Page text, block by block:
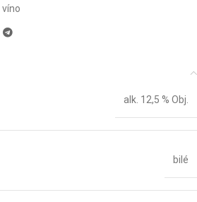
víno
alk. 12,5 % Obj.
bilé